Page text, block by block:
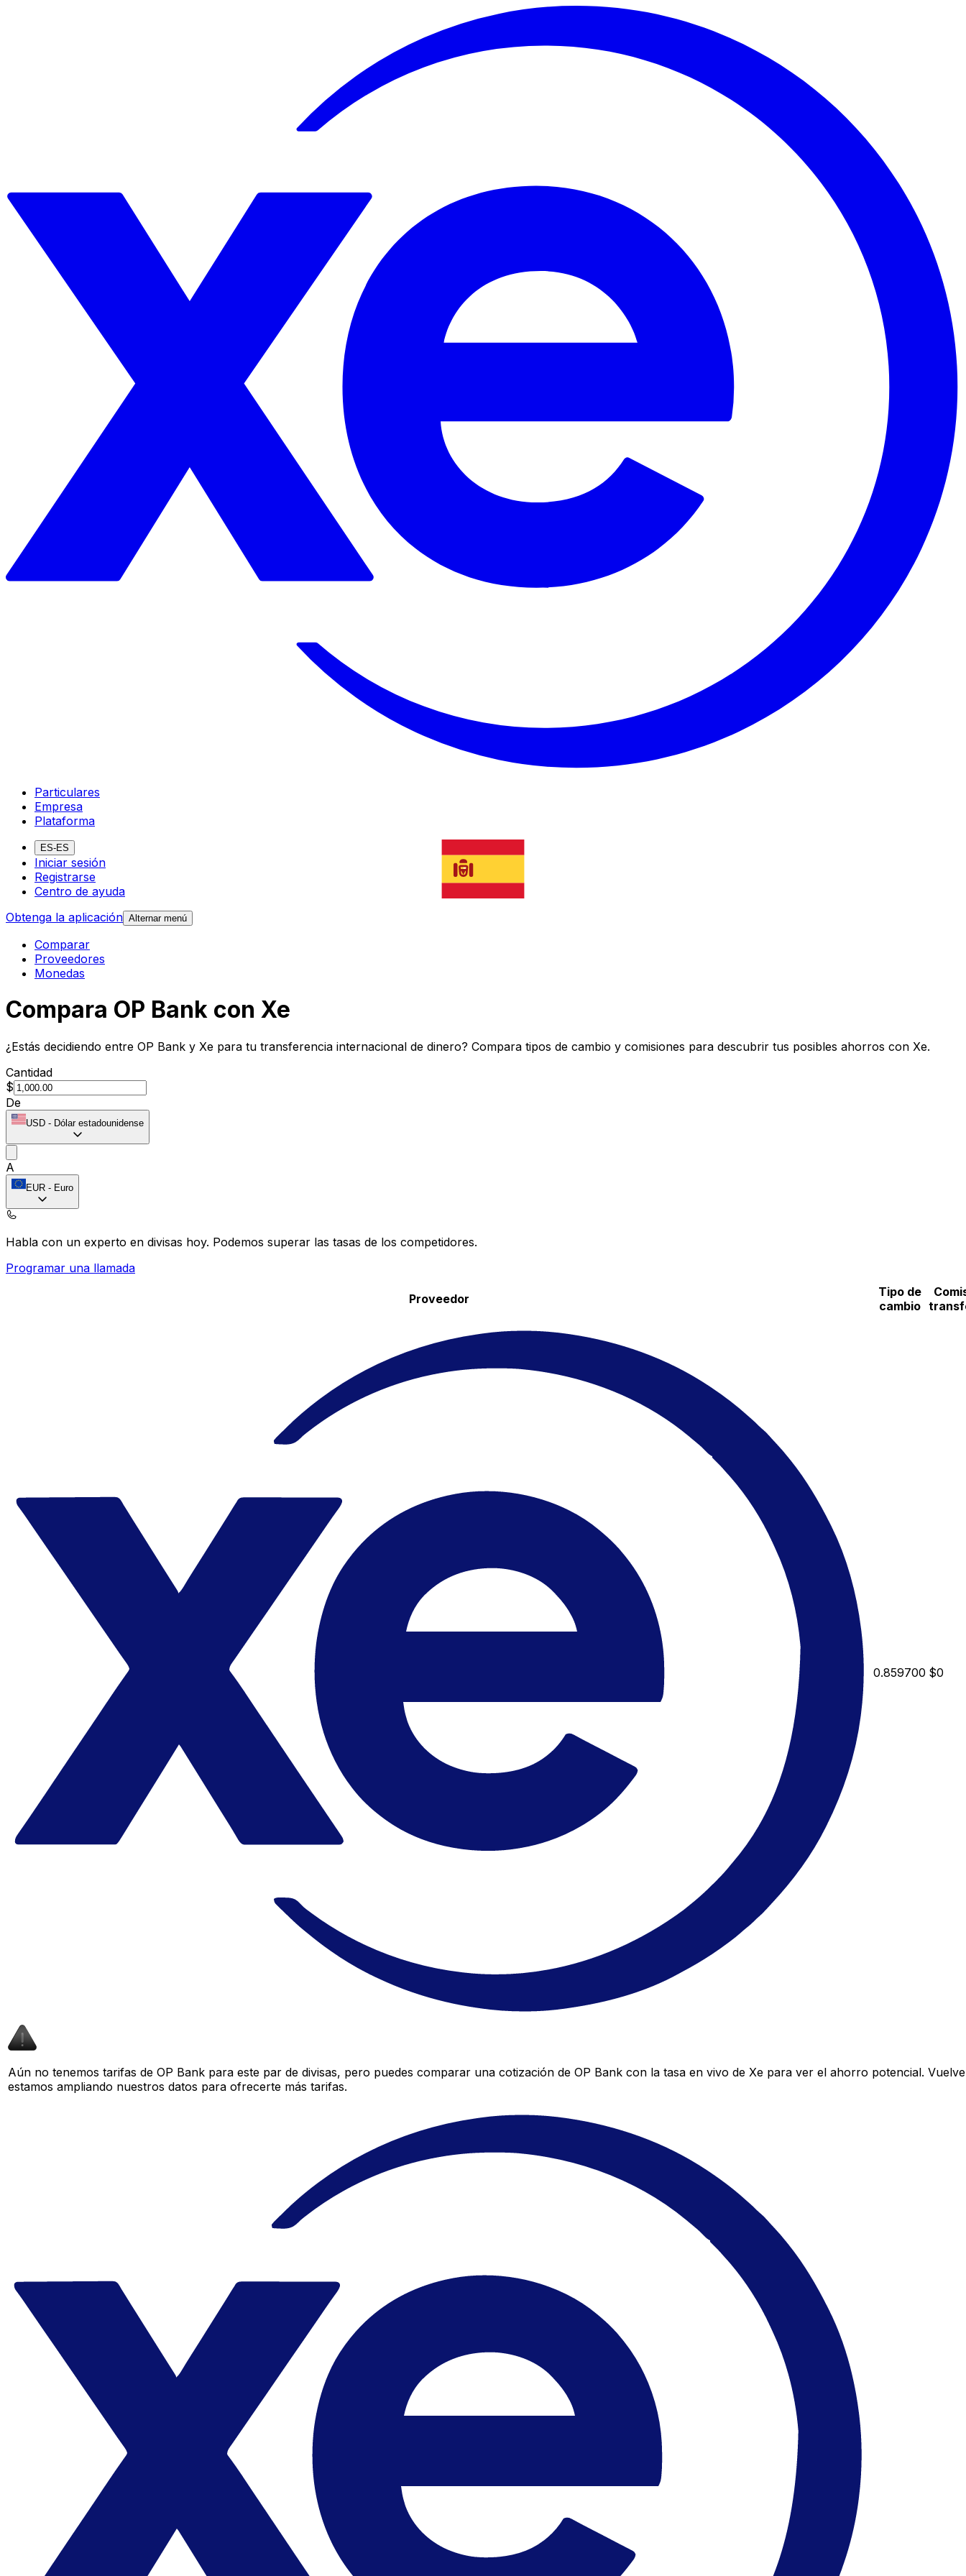
Particulares
Empresa
Plataforma
ES-ES
Iniciar sesión
Registrarse
Centro de ayuda
Obtenga la aplicación Alternar menú
Comparar
Proveedores
Monedas
Compara OP Bank con Xe
¿Estás decidiendo entre OP Bank y Xe para tu transferencia internacional de dinero? Compara tipos de cambio y comisiones para descubrir tus posibles ahorros con Xe.
Cantidad
$
De
USD - Dólar estadounidense
A
EUR - Euro
Habla con un experto en divisas hoy. Podemos superar las tasas de los competidores.
Programar una llamada
Proveedor
Tipo de
cambio
0.859700 $0
Aún no tenemos tarifas de OP Bank para este par de divisas, pero puedes comparar una cotización de OP Bank con la tasa en vivo de Xe para ver el ahorro potencial.
estamos ampliando nuestros datos para ofrecerte más tarifas.